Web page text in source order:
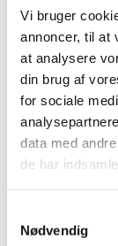
Vi bruger
annoncer, til at
at analysere
din brug af
for sociale
data med
de har
Nødvendig
Løbende
mod COVID-
|6. oktober 2020|
En løbende
COVID-19 er
for at sikre
|6. oktober 2020